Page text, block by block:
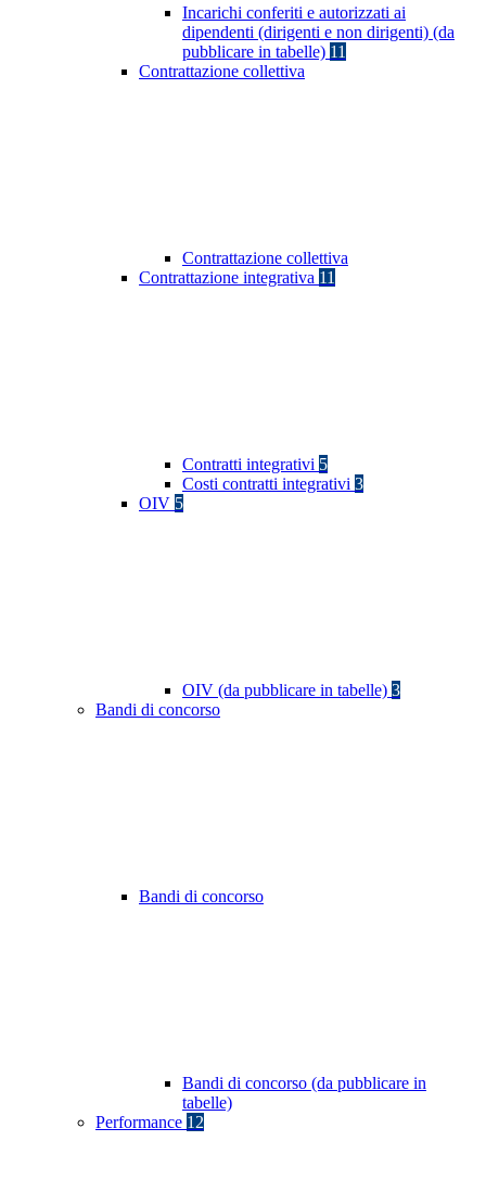
Incarichi conferiti e autorizzati ai
dipendenti (dirigenti e non dirigenti) (da
pubblicare in tabelle) 11
Contrattazione collettiva
Contrattazione collettiva
Contrattazione integrativa 11
Contratti integrativi 5
Costi contratti integrativi 3
OIV 5
OIV (da pubblicare in tabelle) 3
Bandi di concorso
Bandi di concorso
Bandi di concorso (da pubblicare in
tabelle)
Performance 12